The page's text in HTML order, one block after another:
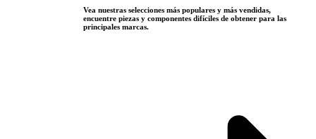
Vea nuestras selecciones más populares y más vendidas,
encuentre piezas y componentes difíciles de obtener para las
principales marcas.